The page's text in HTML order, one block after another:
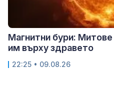
Магнитни бури:
им върху здравето
22:25 • 09.08.26